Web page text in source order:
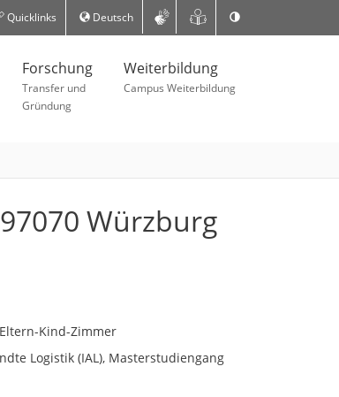
Quicklinks Deutsch
Forschung
Transfer und
Gründung
Weiterbildung
Campus Weiterbildung
Würzburg
Kind-Zimmer
Logistik (IAL), Masterstudiengang